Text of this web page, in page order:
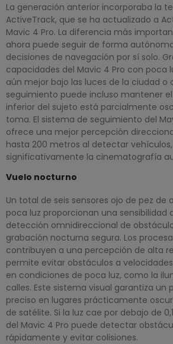
La generación anterior incorporaba la
ActiveTrack, que se ha actualizado a
Mavic 4 Pro. La diferencia más
ahora puede seguir de forma
decisiones de navegación por sí solo.
capacidades del Mavic 4 Pro con poca
aún mejor bajo las luces de la ciudad o
seguimiento puede incluso mantener
inferior del sujeto está parcialmente
toma. El sistema de seguimiento del
ofrece una mejor percepción
hasta 200 metros al detectar
significativamente la cinematografía
Vuelo nocturno
Un total de seis sensores ojo de pez
poca luz proporcionan una sensibilidad
detección omnidireccional de
grabación nocturna segura. Los
contribuyen a una percepción de alta
permite evitar obstáculos a
en condiciones de poca luz, como la
calles. Este sistema visual garantiza un
preciso en lugares prácticamente
de satélite. Si la luz cae por debajo de
del Mavic 4 Pro puede detectar
rápidamente y evitar colisiones.